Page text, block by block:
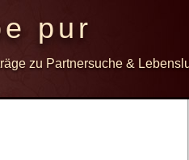
pur
zu Partnersuche &